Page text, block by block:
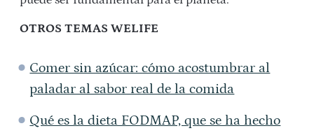
OTROS TEMAS WELIFE
Comer sin azúcar: cómo acostumbrar al
paladar al sabor real de la comida
Qué es la dieta FODMAP, que se ha hecho